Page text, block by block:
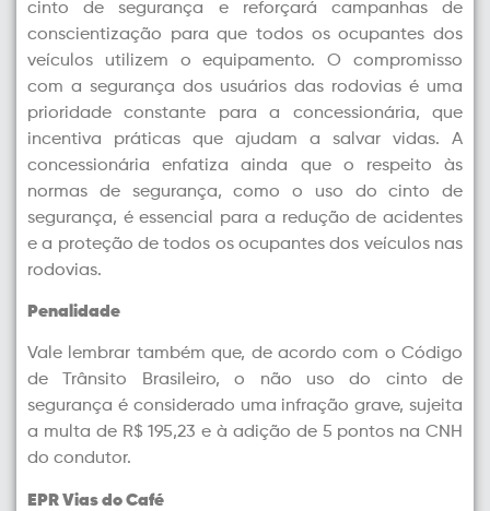
cinto de segurança e reforçará campanhas de
conscientização para que todos os ocupantes dos
veículos utilizem o equipamento. O compromisso
com a segurança dos usuários das rodovias é uma
prioridade constante para a concessionária, que
incentiva práticas que ajudam a salvar vidas. A
concessionária enfatiza ainda que o respeito às
normas de segurança, como o uso do cinto de
segurança, é essencial para a redução de acidentes
e a proteção de todos os ocupantes dos veículos nas
rodovias.
Penalidade
Vale lembrar também que, de acordo com o Código
de Trânsito Brasileiro, o não uso do cinto de
segurança é considerado uma infração grave, sujeita
a multa de R$ 195,23 e à adição de 5 pontos na CNH
do condutor.
EPR Vias do Café